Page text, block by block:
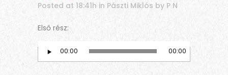
Posted at 18:41h in Pászti Miklós by P N
Első rész:
Audio
Player
00:00 00:00